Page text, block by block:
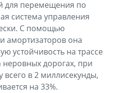
для перемещения по
система управления
С помощью
амортизаторов она
устойчивость на трассе
дорогах, при
всего в 2 миллисекунды,
на 33%.